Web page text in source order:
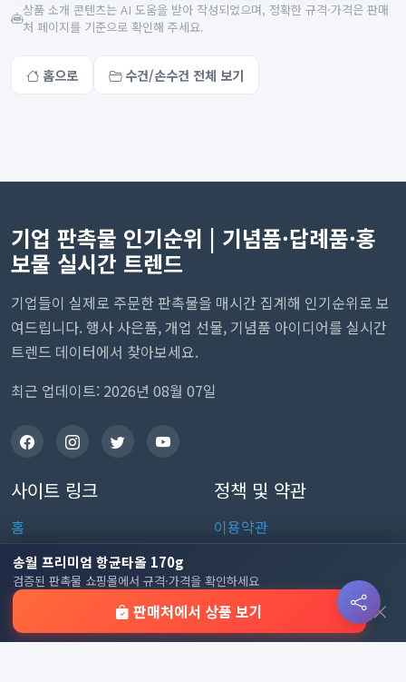
상품 소개 콘텐츠는 AI 도움을 받아 작성되었으며, 정확한 규격·가격은 판매
처 페이지를 기준으로 확인해 주세요.
홈으로 수건/손수건 전체 보기
송월 프리미엄 항균타올 170g
검증된 판촉물 쇼핑몰에서 규격·가격을 확인하세요
판매처에서 상품 보기 ×
기업 판촉물 인기순위 | 기념품·답례품·홍
보물 실시간 트렌드
기업들이 실제로 주문한 판촉물을 매시간 집계해 인기순위로 보
여드립니다. 행사 사은품, 개업 선물, 기념품 아이디어를 실시간
트렌드 데이터에서 찾아보세요.
최근 업데이트: 2026년 08월 07일
사이트 링크
홈
판촉물 인기 순위
전체 카테고리
자주 묻는 질문
정책 및 약관
이용약관
쿠키 정책